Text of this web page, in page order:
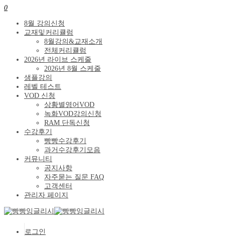
0
8월 강의신청
교재및커리큘럼
8월강의&교재소개
전체커리큘럼
2026년 라이브 스케줄
2026년 8월 스케줄
샘플강의
레벨 테스트
VOD 신청
상황별영어VOD
녹화VOD강의신청
RAM 단독신청
수강후기
빵빵수강후기
과거수강후기모음
커뮤니티
공지사항
자주묻는 질문 FAQ
고객센터
관리자 페이지
로그인